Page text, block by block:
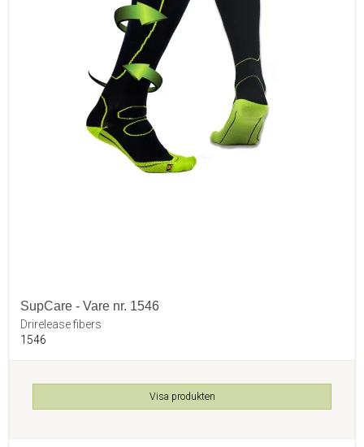
SupCare - Vare nr. 1546
Drirelease fibers
1546
Visa produkten